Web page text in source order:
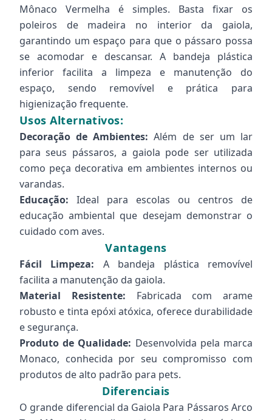
Mônaco Vermelha é simples. Basta fixar os
poleiros de madeira no interior da gaiola,
garantindo um espaço para que o pássaro possa
se acomodar e descansar. A bandeja plástica
inferior facilita a limpeza e manutenção do
espaço, sendo removível e prática para
higienização frequente.
Usos Alternativos:
Decoração de Ambientes: Além de ser um lar
para seus pássaros, a gaiola pode ser utilizada
como peça decorativa em ambientes internos ou
varandas.
Educação: Ideal para escolas ou centros de
educação ambiental que desejam demonstrar o
cuidado com aves.
Vantagens
Fácil Limpeza: A bandeja plástica removível
facilita a manutenção da gaiola.
Material Resistente: Fabricada com arame
robusto e tinta epóxi atóxica, oferece durabilidade
e segurança.
Produto de Qualidade: Desenvolvida pela marca
Monaco, conhecida por seu compromisso com
produtos de alto padrão para pets.
Diferenciais
O grande diferencial da Gaiola Para Pássaros Arco